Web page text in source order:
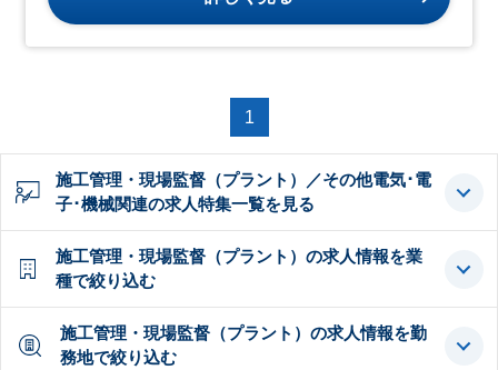
1
施工管理・現場監督（プラント）／その他電気･電
子･機械関連の求人特集一覧を見る
施工管理・現場監督（プラント）の求人情報を業
種で絞り込む
施工管理・現場監督（プラント）の求人情報を勤
務地で絞り込む